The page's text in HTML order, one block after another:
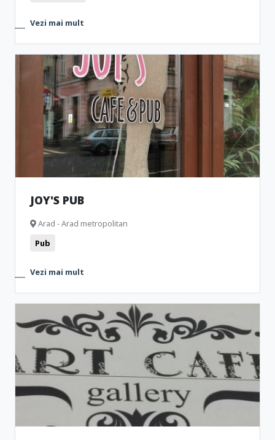
Vezi mai mult
JOY'S PUB
Arad - Arad metropolitan
Pub
Vezi mai mult